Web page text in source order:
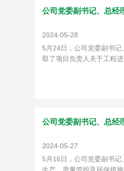
公司党委副书记、总经
2024-05-28
5月24日，公司党委副书
取了项目负责人关于工程
公司党委副书记、总经
2024-05-27
5月16日，公司党委副书